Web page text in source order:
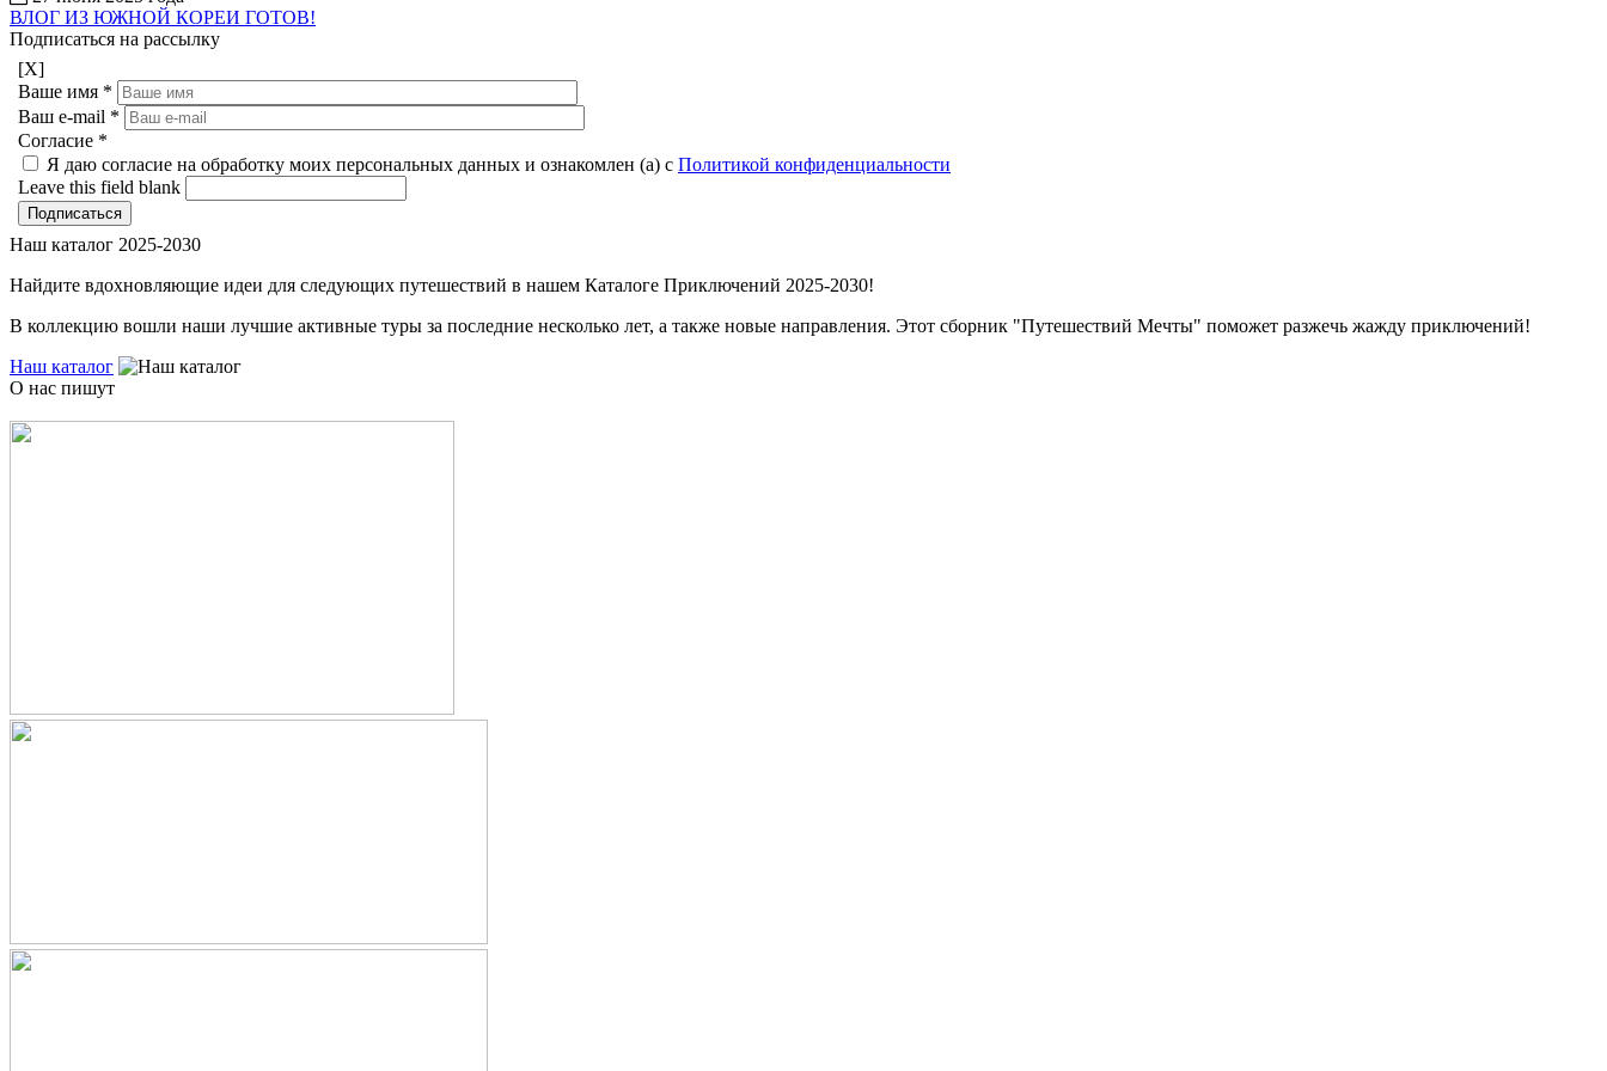
ВЛОГ ИЗ ЮЖНОЙ КОРЕИ ГОТОВ!
Подписаться на рассылку
[X]
Ваше имя *
Ваш e-mail *
Согласие *
Я даю согласие на обработку моих персональных данных и ознакомлен (а) с Политикой конфиденциальности
Leave this field blank
Наш каталог 2025-2030
Найдите вдохновляющие идеи для следующих путешествий в нашем Каталоге Приключений 2025-2030!
В коллекцию вошли наши лучшие активные туры за последние несколько лет, а также новые направления. Этот сборник "Путешествий Мечты" поможет разжечь жажду приключений!
Наш каталог
О нас пишут